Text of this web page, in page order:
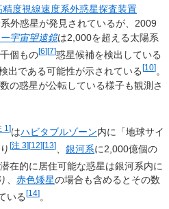
精度視線速度系外惑星探査装置
外惑星が発見されているが、2009
宇宙望遠鏡は2,000を超える太陽系
個もの[6][7]惑星候補を検出している
出である可能性が示されている [10] 。
の惑星が公転している様子も観測さ
1 ]はハビタブルゾーン内に「地球サイ
[注 3][12][13] 銀河系に2,000億個の
潜在的に居住可能な惑星は銀河系内に
赤色矮星の場合も含めるとその数
いる [14] 。